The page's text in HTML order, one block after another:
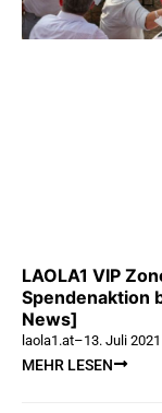
LAOLA1 VIP
Spendenaktion
News]
laola1.at–13. Juli 2021
MEHR LESEN